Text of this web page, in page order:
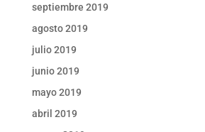
septiembre 2019
agosto 2019
julio 2019
junio 2019
mayo 2019
abril 2019